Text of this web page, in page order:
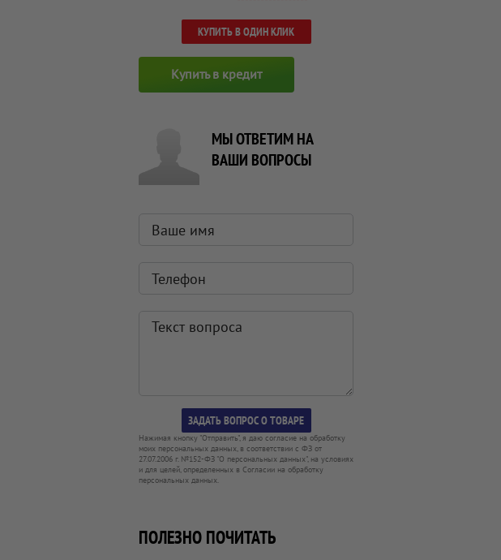
КУПИТЬ В ОДИН КЛИК
Купить в кредит
МЫ ОТВЕТИМ НА
ВАШИ ВОПРОСЫ
Нажимая кнопку "Отправить", я даю согласие на обработку
моих персональных данных, в соответствии с ФЗ от
27.07.2006 г. №152-ФЗ "О персональных данных", на условиях
и для целей, определенных в Согласии на обработку
персональных данных.
ПОЛЕЗНО ПОЧИТАТЬ